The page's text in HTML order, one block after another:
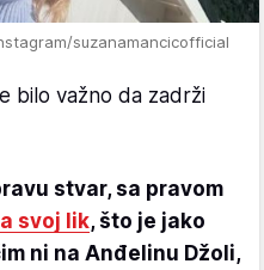
suzanamancicofficial
bilo važno da zadrži
stvar, sa pravom
svoj lik, što je jako
ni na Anđelinu Džoli,